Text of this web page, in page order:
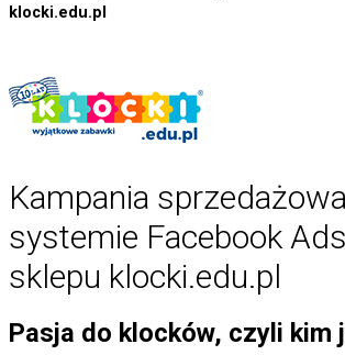
klocki.edu.pl
Kampania
systemie Facebook
sklepu klocki.edu.pl
Pasja do klocków, czyli kim